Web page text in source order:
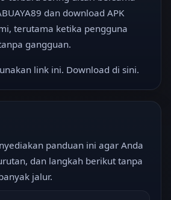
dan download APK
terutama ketika pengguna
gangguan.
link ini. Download di sini.
panduan ini agar Anda
dan langkah berikut tanpa
jalur.